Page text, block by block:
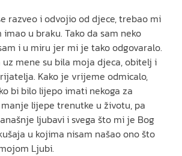
razveo i odvojio od djece, trebao mi
u braku. Tako da sam neko
i u miru jer mi je tako odgovaralo.
mene su bila moja djeca, obitelj i
Kako je vrijeme odmicalo,
bi bilo lijepo imati nekoga za
lijepe trenutke u životu, pa
ljubavi i svega što mi je Bog
u kojima nisam našao ono što
Ljubi.